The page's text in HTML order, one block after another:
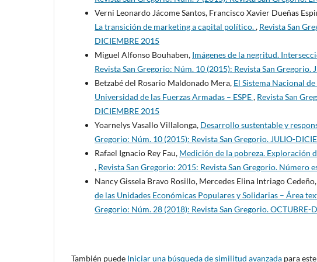
Verni Leonardo Jácome Santos, Francisco Xavier Dueñas
La transición de marketing a capital político., Revista San
DICIEMBRE 2015
Miguel Alfonso Bouhaben, Imágenes de la negritud.
Revista San Gregorio: Núm. 10 (2015): Revista San Gregorio.
Betzabé del Rosario Maldonado Mera, El Sistema Nacional
Universidad de las Fuerzas Armadas – ESPE, Revista San
DICIEMBRE 2015
Yoarnelys Vasallo Villalonga, Desarrollo sustentable y
Gregorio: Núm. 10 (2015): Revista San Gregorio. JULIO-
Rafael Ignacio Rey Fau, Medición de la pobreza. Exploración
, Revista San Gregorio: 2015: Revista San Gregorio.
Nancy Gissela Bravo Rosillo, Mercedes Elina Intriago
de las Unidades Económicas Populares y Solidarias – Área
Gregorio: Núm. 28 (2018): Revista San Gregorio. OCTUBRE-
También puede Iniciar una búsqueda de similitud avanzada para